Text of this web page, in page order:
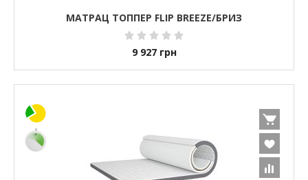
МАТРАЦ ТОППЕР FLIP BREEZE/БРИЗ
9 927 грн